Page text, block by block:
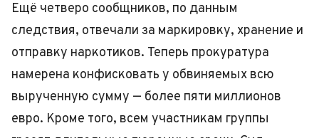
Ещё четверо сообщников, по данным
следствия, отвечали за маркировку, хранение и
отправку наркотиков. Теперь прокуратура
намерена конфисковать у обвиняемых всю
вырученную сумму — более пяти миллионов
евро. Кроме того, всем участникам группы